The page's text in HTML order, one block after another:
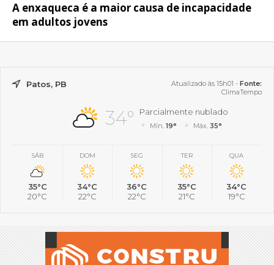
A enxaqueca é a maior causa de incapacidade
em adultos jovens
Patos, PB Atualizado às 15h01 - Fonte:
ClimaTempo
34° Parcialmente nublado
Mín.19° Máx. 35°
SÁB
35°C
20°C
DOM
34°C
22°C
SEG
36°C
22°C
TER
35°C
21°C
QUA
34°C
19°C